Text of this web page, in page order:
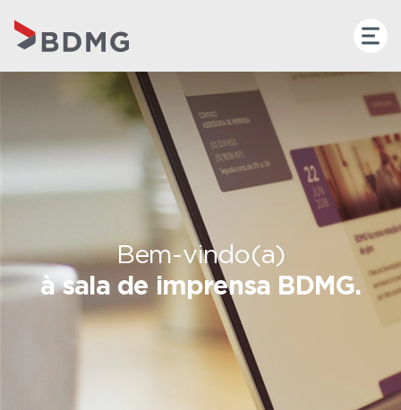
Bem-vindo(a)
à sala de imprensa BDMG.